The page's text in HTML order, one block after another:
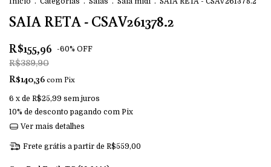
SAIA RETA - CSAV261378.2
R$155,96 -60% OFF
R$389,90
R$140,36comPix
6 x de R$25,99 sem juros
10% de desconto pagando com Pix
Ver mais detalhes
Frete grátis a partir de R$559,00